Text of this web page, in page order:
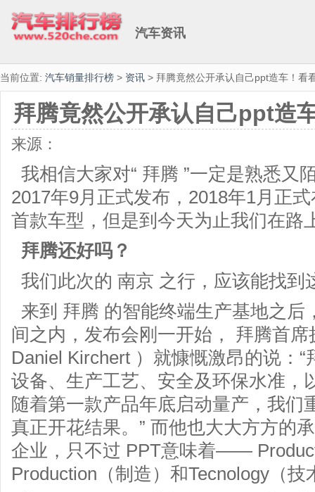
汽车资讯
当前位置: 汽车销量排行榜 > 资讯 > 拜腾竟然公开承认自己ppt造车！看
拜腾竟然公开承认自己ppt造
来源：
我相信大家对“ 拜腾 ”一定是熟悉又
2017年9月正式发布，2018年1月正
首款车型，但是到今天为止我们在路
拜腾还好吗？
我们此次的 南京 之行，应该能找
来到 拜腾 的智能终端生产基地之后
间之内，发布会刚一开始， 拜腾首
Daniel Kirchert ）就慷慨激昂的说：
设备、生产工艺、安全及环保水准，
随着第一款产品年底启动量产，我们
真正开花结果。” 而他也大大方方的
企业，只不过 PPT意味着——
Production（制造）和Tecnology（技